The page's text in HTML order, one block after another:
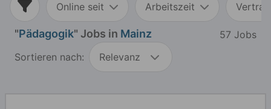
Online seit Arbeitszeit
"Pädagogik" Jobs in Mainz
57 Jobs
Sortieren nach:
Relevanz